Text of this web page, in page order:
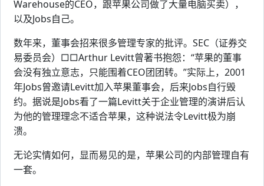
Warehouse的CEO，跟苹果公司做了大量电脑买卖），
以及Jobs自己。
数年来，董事会招来很多管理专家的批评。SEC（证券交
易委员会）□□Arthur Levitt曾著书抱怨：“苹果的董事
会没有独立意志，只能围着CEO团团转。”实际上，2001
年Jobs曾邀请Levitt加入苹果董事会，后来Jobs自行毁
约。据说是Jobs看了一篇Levitt关于企业管理的演讲后认
为他的管理理念不适合苹果，这种说法令Levitt极为崩
溃。
无论实情如何，显而易见的是，苹果公司的内部管理自有
一套。